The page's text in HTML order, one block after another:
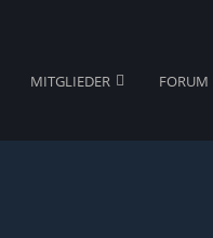
MITGLIEDER FORUM